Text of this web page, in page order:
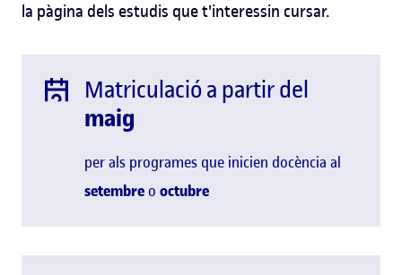
la pàgina dels estudis que t'interessin cursar.
Matriculació a partir del
maig
per als programes que inicien docència al
setembreo octubre